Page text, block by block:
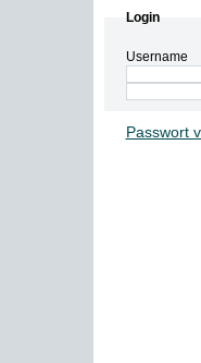
Login
Username
Passwort